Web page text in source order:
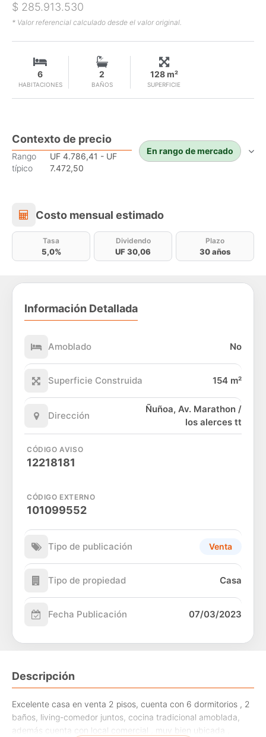
$ 285.913.530
* Valor referencial calculado desde el valor original.
HABITACIONES
6
BAÑOS
2
SUPERFICIE
128 m²
Contexto de precio
Rango
típico
UF 4.786,41 - UF
7.472,50
En rango de mercado
Costo mensual estimado
Costo mensual estimado
Tasa
5,0%
Dividendo
UF 30,06
Plazo
30 años
Información Detallada
Amoblado No
Superficie Construida 154 m²
Dirección
Ñuñoa, Av. Marathon /
los alerces tt
CÓDIGO AVISO
12218181
CÓDIGO EXTERNO
101099552
Tipo de publicación Venta
Tipo de propiedad Casa
Fecha Publicación 07/03/2023
Descripción
Excelente casa en venta 2 pisos, cuenta con 6 dormitorios , 2
baños, living-comedor juntos, cocina tradicional amoblada,
además cuenta con local comercial , muy bien ubicada ,